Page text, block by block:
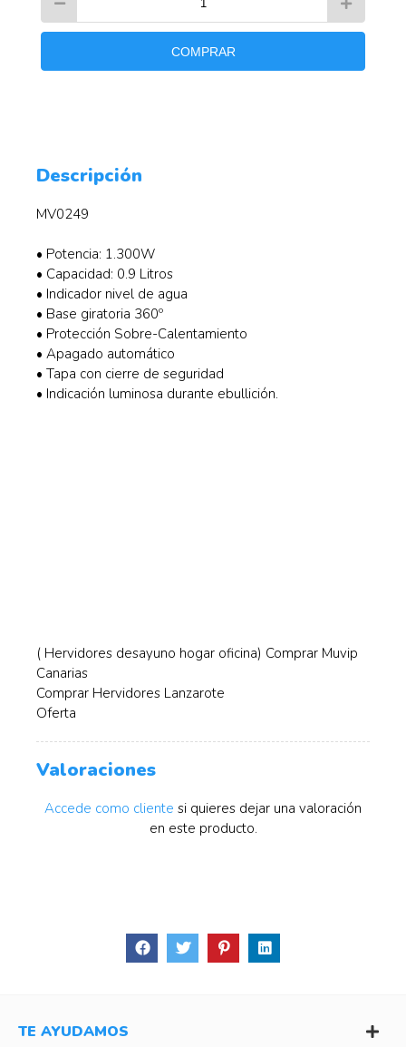
COMPRAR
Descripción
MV0249
• Potencia: 1.300W
• Capacidad: 0.9 Litros
• Indicador nivel de agua
• Base giratoria 360º
• Protección Sobre-Calentamiento
• Apagado automático
• Tapa con cierre de seguridad
• Indicación luminosa durante ebullición.
( Hervidores desayuno hogar oficina) Comprar Muvip
Canarias
Comprar Hervidores Lanzarote
Oferta
Valoraciones
Accede como cliente si quieres dejar una valoración
en este producto.
TE AYUDAMOS